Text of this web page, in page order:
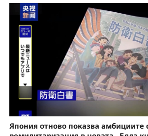
Япония отново показва амбициите